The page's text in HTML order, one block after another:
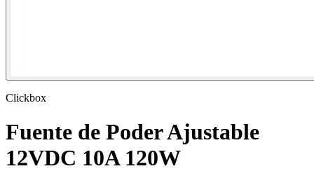
Clickbox
Fuente de Poder Ajustable
12VDC 10A 120W